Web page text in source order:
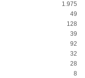
1.975
49
128
39
92
32
28
8